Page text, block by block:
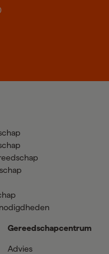
Gereedschapcentrum
Advies